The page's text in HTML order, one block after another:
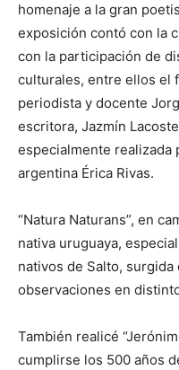
homenaje a la gran
exposición contó con la
con la participación de
culturales, entre ellos el
periodista y docente
escritora, Jazmín
especialmente realizada
argentina Érica Rivas.
“Natura Naturans”, en
nativa uruguaya,
nativos de Salto, surgida
observaciones en
También realicé
cumplirse los 500 años